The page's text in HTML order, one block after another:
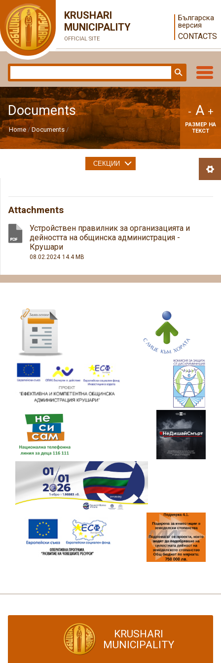
KRUSHARI
MUNICIPALITY
OFFICIAL SITE
Българска
версия
CONTACTS
Documents
Home Documents
- A +
РАЗМЕР НА
ТЕКСТ
Attachments
Устройствен правилник за организацията и
дейността на общинска администрация -
Крушари
08.02.2024 14.4 MB
СЕКЦИИ
KRUSHARI
MUNICIPALITY